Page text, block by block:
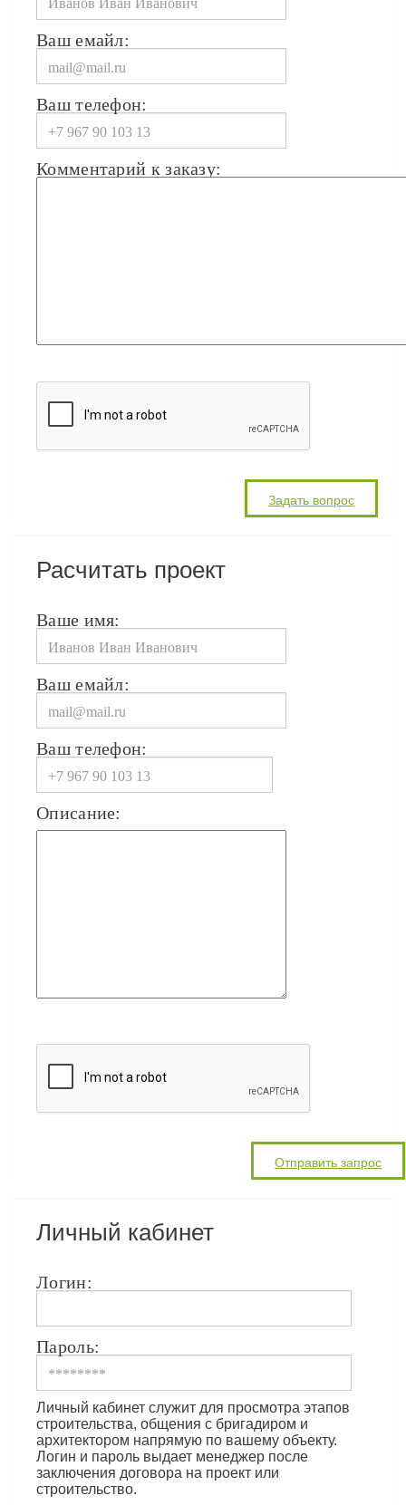
Ваш емайл:
Ваш телефон:
Комментарий к заказу:
Расчитать проект
Ваше имя:
Ваш емайл:
Ваш телефон:
Описание:
Личный кабинет
Логин:
Пароль:
Личный кабинет служит для просмотра этапов
строительства, общения с бригадиром и
архитектором напрямую по вашему объекту.
Логин и пароль выдает менеджер после
заключения договора на проект или
строительство.